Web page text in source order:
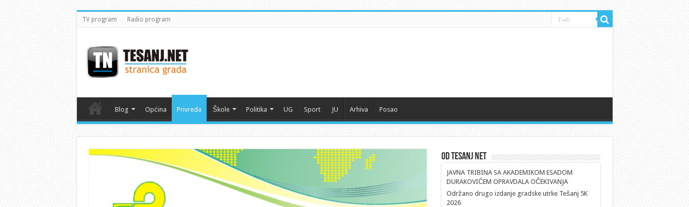
TV program Radio program
Blog Općina Privreda Škole Politika UG Sport JU Arhiva Posao
Od Tesanj Net
JAVNA TRIBINA SA AKADEMIKOM ESADOM
DURAKOVIĆEM OPRAVDALA OČEKIVANJA
Održano drugo izdanje gradske utrke Tešanj 5K
2026